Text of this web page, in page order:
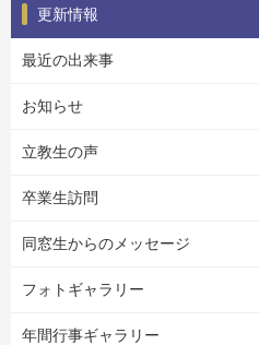
更新情報
最近の出来事
お知らせ
立教生の声
卒業生訪問
同窓生からのメッセージ
フォトギャラリー
年間行事ギャラリー